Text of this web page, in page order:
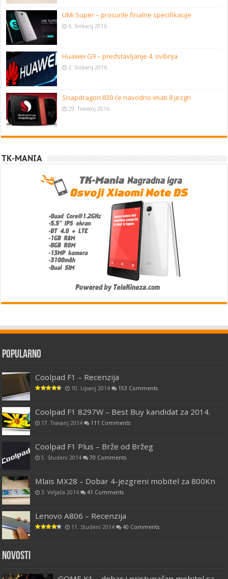
UMi Super – procurile finalne specifikacije
6. Svibanj 2016
Huawei G9 – predstavljanje 4. svibnja
2. Svibanj 2016
Snapdragon 830 će navodno imati 8 jezgri
29. Travanj 2016
TK-MANIA
Popularno
Coolpad F1 – Recenzija
10. Lipanj 2014 153 Comments
Coolpad F1 8297W – Best Buy kandidat za 2014.
17. Travanj 2014 111 Comments
Coolpad F1 Plus – Brže od Bržeg
5. Studeni 2014 70 Comments
Mlais MX28 – Dobar 4-jezgreni mobitel za 800Kn
3. Veljača 2014 41 Comments
Lenovo A806 – Recenzija
11. Studeni 2014 40 Comments
Novosti